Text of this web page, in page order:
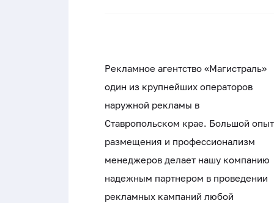
Рекламное агентство «Магистраль»
один из крупнейших операторов
наружной рекламы в
Ставропольском крае. Большой опыт
размещения и профессионализм
менеджеров делает нашу компанию
надежным партнером в проведении
рекламных кампаний любой